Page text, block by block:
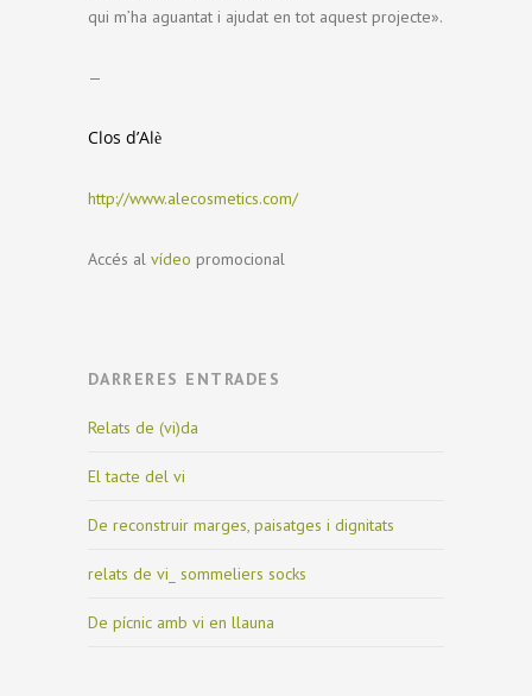
qui m’ha aguantat i ajudat en tot aquest projecte».
—
Clos d’Alè
http://www.alecosmetics.com/
Accés al vídeo promocional
DARRERES ENTRADES
Relats de (vi)da
El tacte del vi
De reconstruir marges, paisatges i dignitats
relats de vi_ sommeliers socks
De pícnic amb vi en llauna